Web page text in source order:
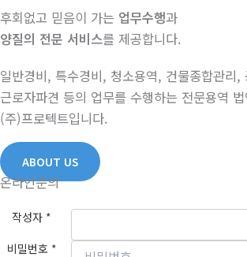
후회없고 믿음이 가는 업무수행과
양질의 전문 서비스를 제공합니다.
일반경비, 특수경비, 청소용역, 건물종합관리,
근로자파견 등의 업무를 수행하는 전문용역
(주)프로텍트입니다.
ABOUT US
온라인문의
작성자 *
비밀번호 *